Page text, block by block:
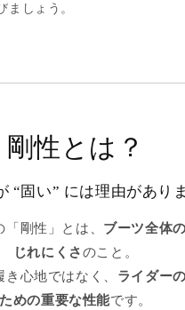
ましょう。
剛性とは？
“固い” には理由があり
剛性」とは、 ブーツ全体
じれにくさのこと。
心地ではなく、 ライダー
ための重要な性能です。